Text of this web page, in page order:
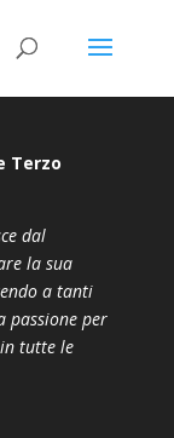
Terzo
dal
la sua
a tanti
passione per
tutte le